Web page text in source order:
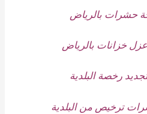
حشرات بالرياض
خزانات بالرياض
رخصة البلدية
ترخيص من البلدية